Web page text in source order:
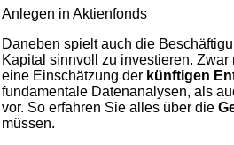
Anlegen in Aktienfonds
Daneben spielt auch die
Kapital sinnvoll zu investieren.
eine Einschätzung der künftigen
fundamentale Datenanalysen, als
vor. So erfahren Sie alles über die
müssen.